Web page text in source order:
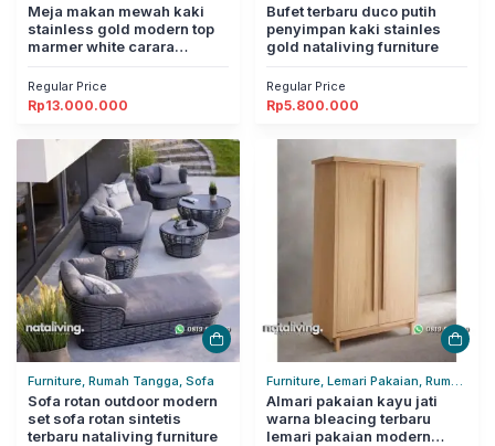
Tangga
Meja makan mewah kaki
stainless gold modern top
marmer white carara
Regular Price
Rp13.000.000
Tangga
Bufet terbaru duco putih
penyimpan kaki stainles
gold nataliving furniture
Regular Price
Rp5.800.000
Furniture, Rumah Tangga, Sofa
Sofa rotan outdoor modern
set sofa rotan sintetis
terbaru nataliving furniture
Furniture, Lemari Pakaian, Rumah
Tangga
Almari pakaian kayu jati
warna bleacing terbaru
lemari pakaian modern